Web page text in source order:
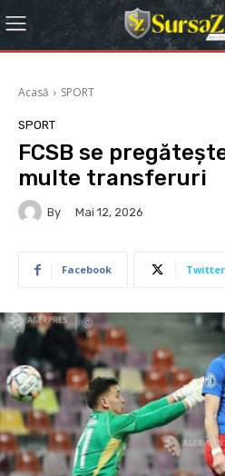
Acasă SPORT
SPORT
FCSB se
multe transferuri
By Mai 12, 2026
Facebook Twitter